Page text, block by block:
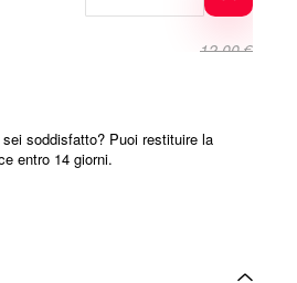
12,00 €
sei soddisfatto? Puoi restituire la
entro 14 giorni.